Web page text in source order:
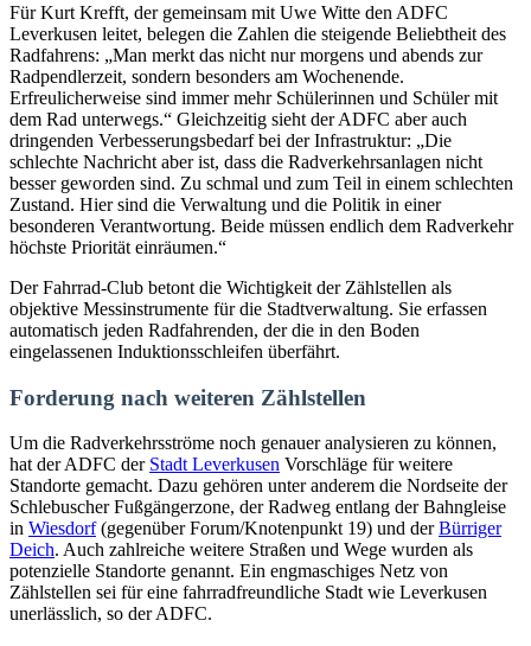
Für Kurt Krefft, der gemeinsam mit Uwe Witte den ADFC
Leverkusen leitet, belegen die Zahlen die steigende Beliebtheit des
Radfahrens: „Man merkt das nicht nur morgens und abends zur
Radpendlerzeit, sondern besonders am Wochenende.
Erfreulicherweise sind immer mehr Schülerinnen und Schüler mit
dem Rad unterwegs.“ Gleichzeitig sieht der ADFC aber auch
dringenden Verbesserungsbedarf bei der Infrastruktur: „Die
schlechte Nachricht aber ist, dass die Radverkehrsanlagen nicht
besser geworden sind. Zu schmal und zum Teil in einem schlechten
Zustand. Hier sind die Verwaltung und die Politik in einer
besonderen Verantwortung. Beide müssen endlich dem Radverkehr
höchste Priorität einräumen.“
Der Fahrrad-Club betont die Wichtigkeit der Zählstellen als
objektive Messinstrumente für die Stadtverwaltung. Sie erfassen
automatisch jeden Radfahrenden, der die in den Boden
eingelassenen Induktionsschleifen überfährt.
Forderung nach weiteren Zählstellen
Um die Radverkehrsströme noch genauer analysieren zu können,
hat der ADFC der Stadt Leverkusen Vorschläge für weitere
Standorte gemacht. Dazu gehören unter anderem die Nordseite der
Schlebuscher Fußgängerzone, der Radweg entlang der Bahngleise
in Wiesdorf(gegenüber Forum/Knotenpunkt 19) und derBürriger
Deich. Auch zahlreiche weitere Straßen und Wege wurden als
potenzielle Standorte genannt. Ein engmaschiges Netz von
Zählstellen sei für eine fahrradfreundliche Stadt wie Leverkusen
unerlässlich, so der ADFC.